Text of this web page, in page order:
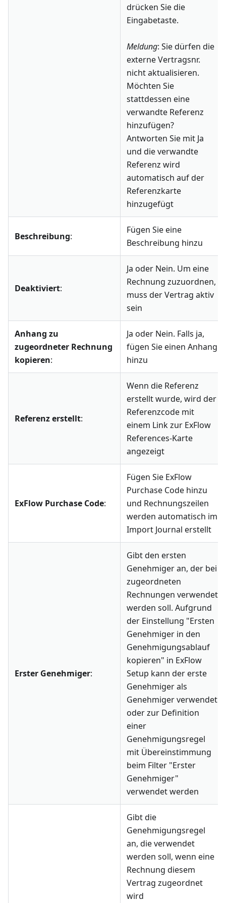
drücken Sie die
Eingabetaste.
Meldung: Sie dürfen die
externe Vertragsnr.
nicht aktualisieren.
Möchten Sie
stattdessen eine
verwandte Referenz
hinzufügen?
Antworten Sie mit Ja
und die verwandte
Referenz wird
automatisch auf der
Referenzkarte
hinzugefügt
Beschreibung:
Fügen Sie eine
Beschreibung hinzu
Deaktiviert:
Ja oder Nein. Um eine
Rechnung zuzuordnen,
muss der Vertrag aktiv
sein
Anhang zu
zugeordneter Rechnung
kopieren:
Ja oder Nein. Falls ja,
fügen Sie einen Anhang
hinzu
Referenz erstellt:
Wenn die Referenz
erstellt wurde, wird der
Referenzcode mit
einem Link zur ExFlow
References-Karte
angezeigt
ExFlow Purchase Code:
Fügen Sie ExFlow
Purchase Code hinzu
und Rechnungszeilen
werden automatisch im
Import Journal erstellt
Erster Genehmiger:
Gibt den ersten
Genehmiger an, der bei
zugeordneten
Rechnungen verwendet
werden soll. Aufgrund
der Einstellung "Ersten
Genehmiger in den
Genehmigungsablauf
kopieren" in ExFlow
Setup kann der erste
Genehmiger als
Genehmiger verwendet
oder zur Definition
einer
Genehmigungsregel
mit Übereinstimmung
beim Filter "Erster
Genehmiger"
verwendet werden
Gibt die
Genehmigungsregel
an, die verwendet
werden soll, wenn eine
Rechnung diesem
Vertrag zugeordnet
wird